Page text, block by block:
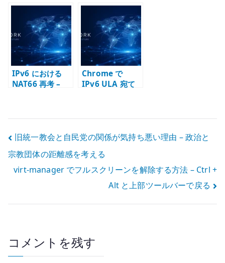
と DHCPv6 の役
基盤用スイッチ
として見る –
VLAN、管理機
能、IPv6 対応範
囲の考え方
IPv6 における
NAT66 再考 –
権、IPv4 NAT の
Chrome で
IPv6 ULA 宛て
Firefox との差分
投
稿
ナ
ビ
ー
旧統一教会と自民党の関係が気持ち悪い理由 – 政治と
宗教団体の距離感を考える
virt-manager でフルスクリーンを解除する方法 – Ctrl +
Alt と上部ツールバーで戻る
コメントを残す